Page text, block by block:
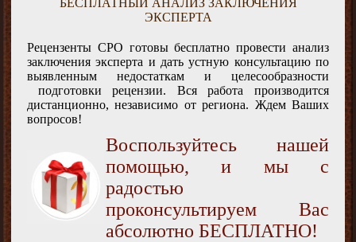
ЭКСПЕРТА
Рецензенты СРО готовы бесплатно провести анализ
заключения эксперта и дать устную консультацию по
выявленным недостаткам и целесообразности
подготовки рецензии. Вся работа производится
дистанционно, независимо от региона. Ждем Ваших
вопросов!
Воспользуйтесь нашей
помощью, и мы с
радостью
проконсультируем Вас
абсолютно БЕСПЛАТНО!